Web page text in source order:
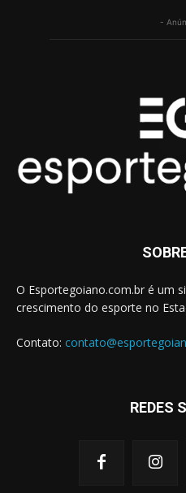
-
O Esportegoiano.com.br é um
crescimento do esporte no
Contato:
REDES